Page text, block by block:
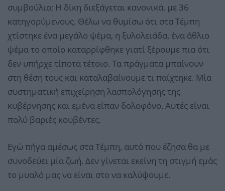
συμβούλιο; Η δίκη διεξάγεται κανονικά, με 36
κατηγορύμενους. Θέλω να θυμίσω ότι στα Τέμπη
χτίστηκε ένα μεγάλο ψέμα, η ξυλολειάδα, ένα άθλιο
ψέμα το οποίο καταρρίφθηκε γιατί ξέρουμε πια ότι
δεν υπήρχε τίποτα τέτοιο. Τα πράγματα μπαίνουν
στη θέση τους και καταλαβαίνουμε τι παίχτηκε. Μία
συστηματική επιχείρηση λασπολόγησης της
κυβέρνησης και εμένα είπαν δολοφόνο. Αυτές είναι
πολύ βαριές κουβέντες.
Εγώ πήγα αμέσως στα Τέμπη, αυτό που έζησα θα με
συνοδεύει μία ζωή. Δεν γίνεται εκείνη τη στιγμή εμάς
το μυαλό μας να είναι στο να καλύψουμε.